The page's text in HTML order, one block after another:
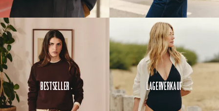
Bestseller Lagerverkauf